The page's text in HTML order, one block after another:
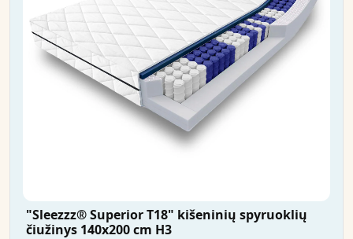
"Sleezzz® Superior T18" kišeninių spyruoklių
čiužinys 140x200 cm H3